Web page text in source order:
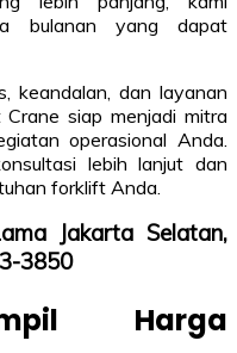
bulanan yang dapat
keandalan, dan layanan
siap menjadi mitra
operasional Anda.
lebih lanjut dan
forklift Anda.
Jakarta Selatan,
3850
Harga